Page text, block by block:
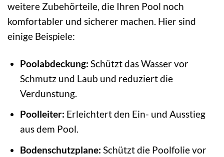
weitere Zubehörteile, die Ihren Pool noch
komfortabler und sicherer machen. Hier sind
einige Beispiele:
Poolabdeckung: Schützt das Wasser vor
Schmutz und Laub und reduziert die
Verdunstung.
Poolleiter: Erleichtert den Ein- und Ausstieg
aus dem Pool.
Bodenschutzplane: Schützt die Poolfolie vor